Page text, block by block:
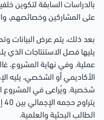
بالدراسات السابقة لتكوين
على المشاركين وخصائصهم،
بعد ذلك، يتم عرض البيانات
يليها فصل الاستنتاجات الذي
عملية. وفي نهاية المشروع،
الأكاديمي أو الشخصي، يليه
شخصية. ويُراعى في المشروع
الطالب البحثية والعلمية.